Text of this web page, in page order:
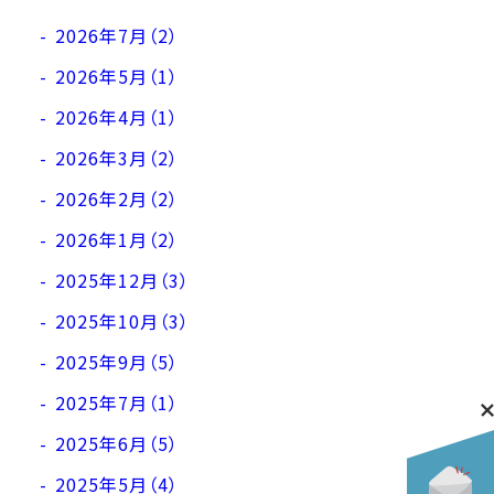
2026年7月（2）
2026年5月（1）
2026年4月（1）
2026年3月（2）
2026年2月（2）
2026年1月（2）
2025年12月（3）
2025年10月（3）
2025年9月（5）
2025年7月（1）
2025年6月（5）
2025年5月（4）